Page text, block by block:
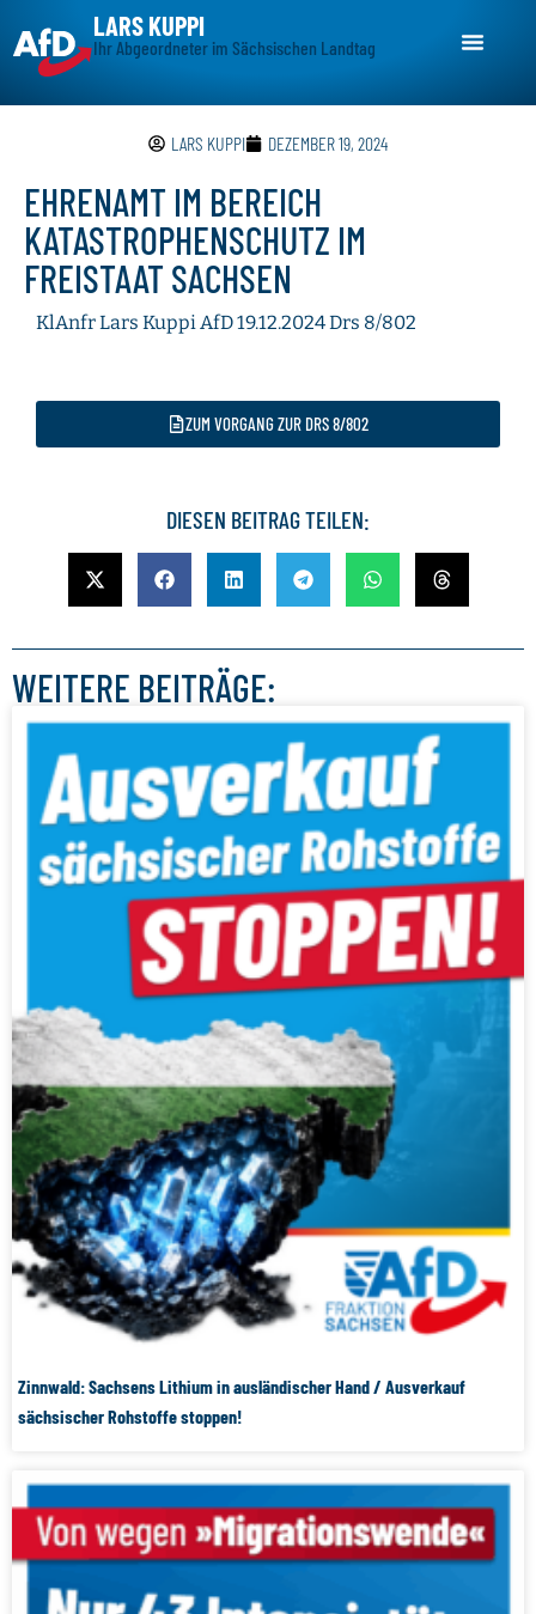
LARS KUPPI
Ihr Abgeordneter im Sächsischen Landtag
LARS KUPPI DEZEMBER 19, 2024
EHRENAMT IM BEREICH
KATASTROPHENSCHUTZ IM
FREISTAAT SACHSEN
KlAnfr Lars Kuppi AfD 19.12.2024 Drs 8/802
ZUM VORGANG ZUR DRS 8/802
DIESEN BEITRAG TEILEN:
WEITERE BEITRÄGE:
Zinnwald: Sachsens Lithium in ausländischer Hand / Ausverkauf
sächsischer Rohstoffe stoppen!